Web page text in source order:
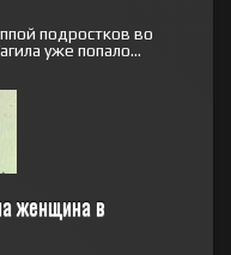
подростков во
уже попало...
женщина в